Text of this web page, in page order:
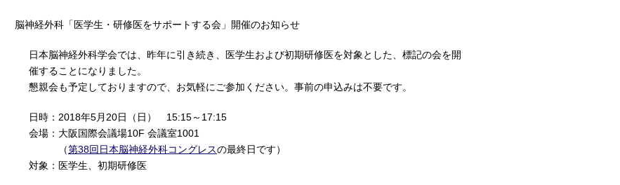
脳神経外科「医学生・研修医をサポートする会」開催のお知らせ
日本脳神経外科学会では、昨年に引き続き、医学生および初期研修医を対象とした、標記の会を開
催することになりました。
懇親会も予定しておりますので、お気軽にご参加ください。事前の申込みは不要です。
日時：2018年5月20日（日） 15:15～17:15
会場：大阪国際会議場10F 会議室1001
（第38回日本脳神経外科コングレスの最終日です）
対象：医学生、初期研修医